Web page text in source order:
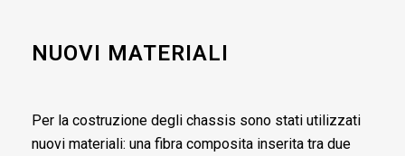
NUOVI MATERIALI
Per la costruzione degli chassis sono stati utilizzati
nuovi materiali: una fibra composita inserita tra due